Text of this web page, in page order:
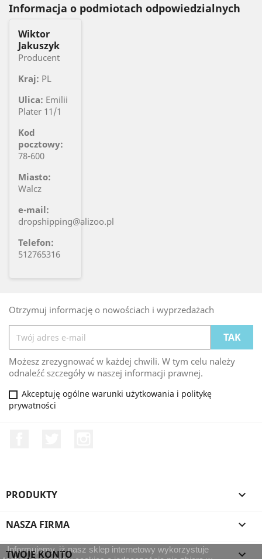
Informacja o podmiotach odpowiedzialnych
Wiktor
Jakuszyk
Producent
Kraj: PL
Ulica: Emilii
Plater 11/1
Kod
pocztowy:
78-600
Miasto:
Walcz
e-mail:
dropshipping@alizoo.pl
Telefon:
512765316
Otrzymuj informację o nowościach i wyprzedażach
Możesz zrezygnować w każdej chwili. W tym celu należy
odnaleźć szczegóły w naszej informacji prawnej.
Akceptuję ogólne warunki użytkowania i politykę
prywatności
PRODUKTY 
NASZA FIRMA 
TWOJE KONTO 
Informujemy, iż nasz sklep internetowy wykorzystuje